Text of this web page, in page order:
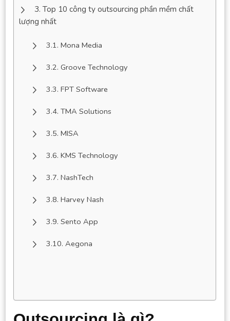
Top 10 công ty outsourcing phần mềm chất
lượng nhất
Mona Media
Groove Technology
FPT Software
TMA Solutions
MISA
KMS Technology
NashTech
Harvey Nash
Sento App
Aegona